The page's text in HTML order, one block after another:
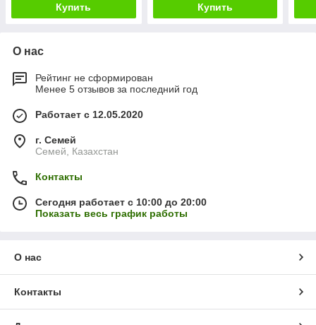
Купить Купить
О нас
Рейтинг не сформирован
Менее 5 отзывов за последний год
Работает с 12.05.2020
г. Семей
Семей, Казахстан
Контакты
Сегодня работает с 10:00 до 20:00
Показать весь график работы
О нас
Контакты